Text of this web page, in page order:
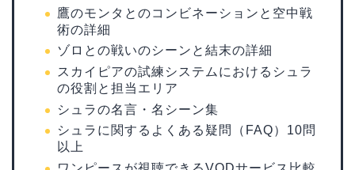
鷹のモンタとのコンビネーションと空中戦
術の詳細
ゾロとの戦いのシーンと結末の詳細
スカイピアの試練システムにおけるシュラ
の役割と担当エリア
シュラの名言・名シーン集
シュラに関するよくある疑問（FAQ）10問
以上